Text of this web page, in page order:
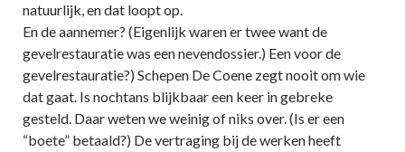
natuurlijk, en dat loopt op.
En de aannemer? (Eigenlijk waren er twee want de
gevelrestauratie was een nevendossier.) Een voor de
gevelrestauratie?) Schepen De Coene zegt nooit om wie
dat gaat. Is nochtans blijkbaar een keer in gebreke
gesteld. Daar weten we weinig of niks over. (Is er een
“boete” betaald?) De vertraging bij de werken heeft